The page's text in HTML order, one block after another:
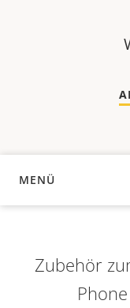
MENÜ
ÜBERSICHT
Zubehör